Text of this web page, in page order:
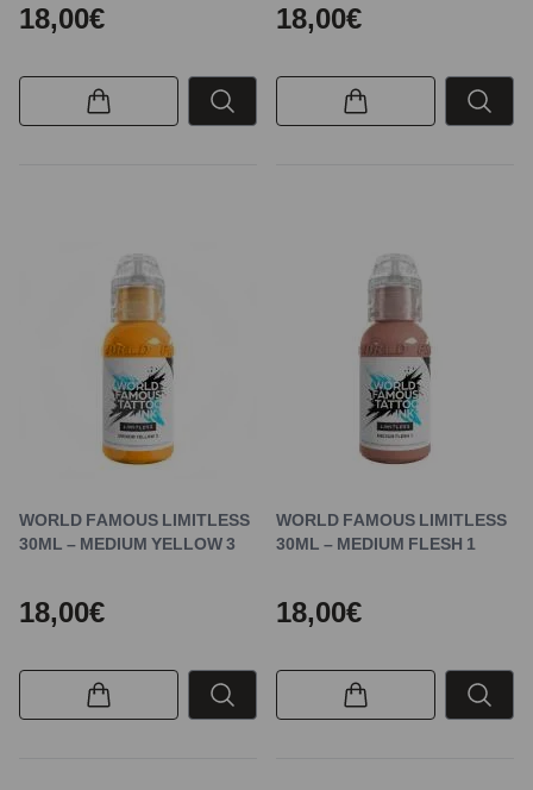
18,00€ 18,00€
WORLD FAMOUS LIMITLESS
30ML – MEDIUM YELLOW 3
18,00€
WORLD FAMOUS LIMITLESS
30ML – MEDIUM FLESH 1
18,00€